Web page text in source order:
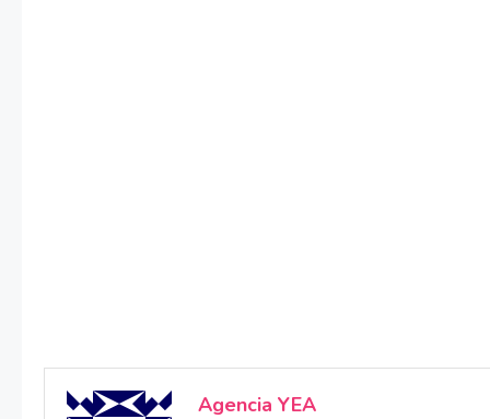
Agencia YEA